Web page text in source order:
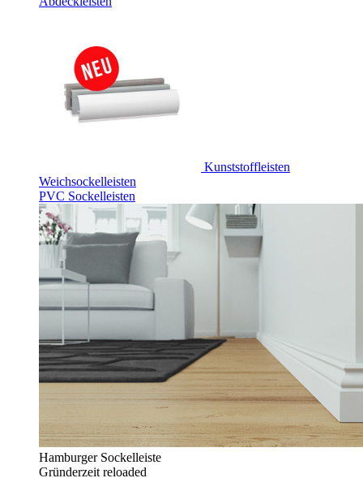
Kunststoffleisten
Weichsockelleisten
PVC Sockelleisten
Hamburger Sockelleiste
Gründerzeit reloaded